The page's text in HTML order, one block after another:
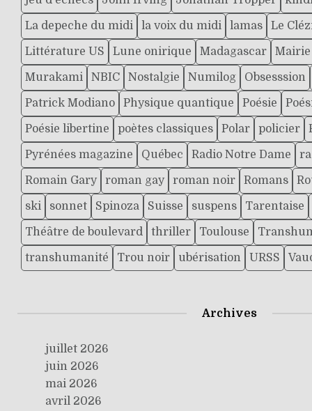
La depeche du midi la voix du midi lamas Le
Littérature US Lune onirique Madagascar Mairie
Murakami NBIC Nostalgie Numilog Obsesssion
Patrick Modiano Physique quantique Poésie
Poésie libertine poètes classiques Polar policier
Pyrénées magazine Québec Radio Notre Dame
Romain Gary roman gay roman noir Romans
ski sonnet Spinoza Suisse suspens Tarentaise
Théâtre de boulevard thriller Toulouse
transhumanité Trou noir ubérisation URSS
Archives
juillet 2026
juin 2026
mai 2026
avril 2026